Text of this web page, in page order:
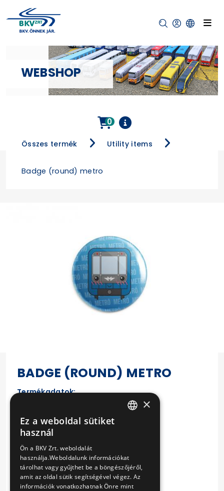
WEBSHOP
Összes termék Utility items
Badge (round) metro
0
BADGE (ROUND) METRO
Termékadatok:
Material: plastic and metal
Nice drawing of the metro vehicle.
Vehicles can smile, too.
×
Ez a weboldal sütiket
használ
Ön a BKV Zrt. weboldalát
használja.Weboldalunk információkat
tárolhat vagy gyűjthet be a böngészőjéről,
amit az oldal sütik segítségével végez. Az
információk vonatkozhatnak Önre mint